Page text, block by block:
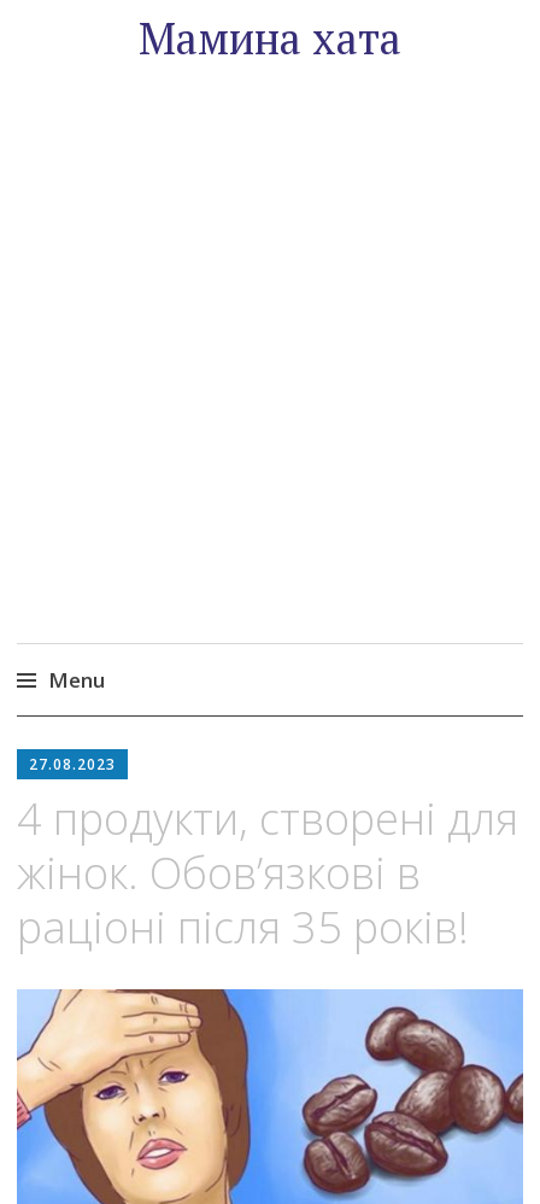
Мамина хата
Menu
to
27.08.2023
4 продукти, створені для
жінок. Обов’язкові в
раціоні після 35 років!